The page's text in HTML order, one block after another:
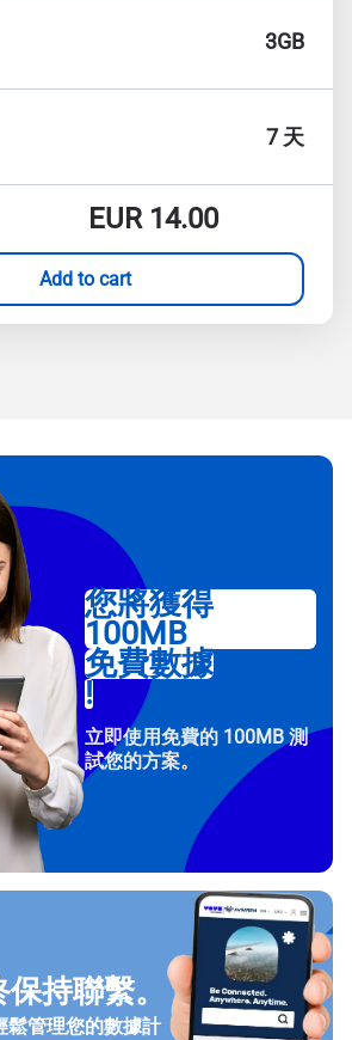
3GB
7 天
EUR14.00
Add to cart
您將獲得
100MB
免費數據
!
立即使用免費的 100MB 測
試您的方案。
持聯繫。
鬆管理您的數據計